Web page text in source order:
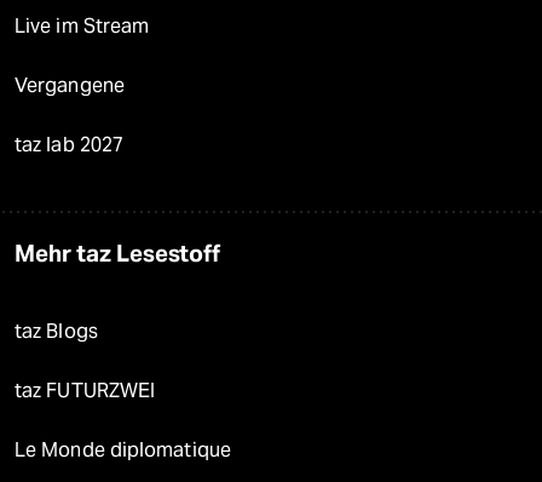
Live im Stream
Vergangene
taz lab 2027
Mehr taz Lesestoff
taz Blogs
taz FUTURZWEI
Le Monde diplomatique